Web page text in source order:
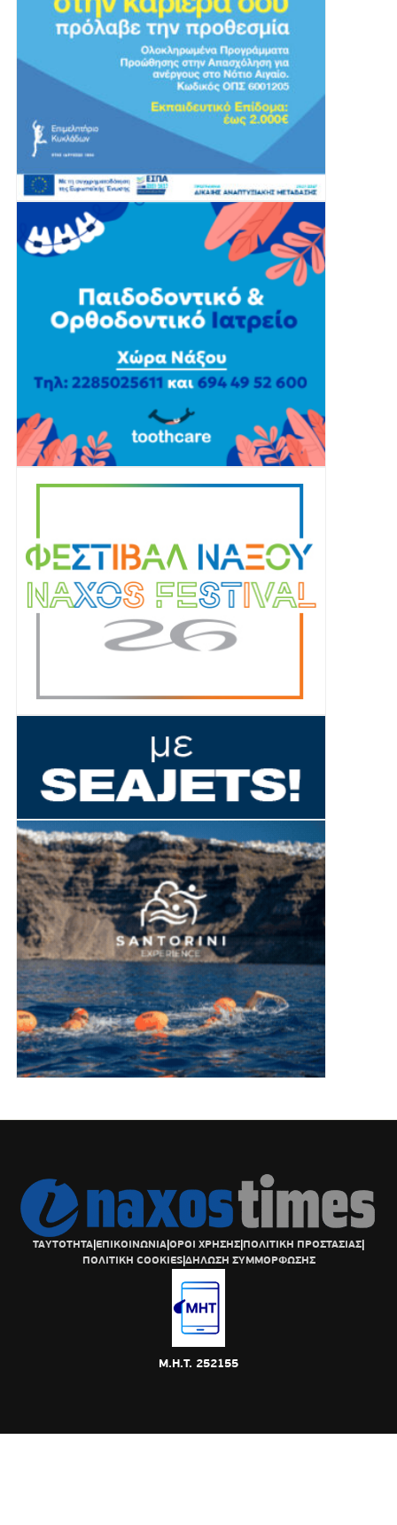
ΤΑΥΤΟΤΗΤΑ|ΕΠΙΚΟΙΝΩΝΙΑ|ΟΡΟΙ ΧΡΗΣΗΣ|ΠΟΛΙΤΙΚΗ ΠΡΟΣΤΑΣΙΑΣ|
ΠΟΛΙΤΙΚΗ COOKIES|ΔΗΛΩΣΗ ΣΥΜΜΟΡΦΩΣΗΣ
Μ.Η.Τ. 252155